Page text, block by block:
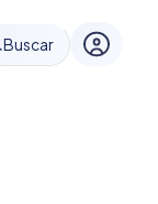
Buscar